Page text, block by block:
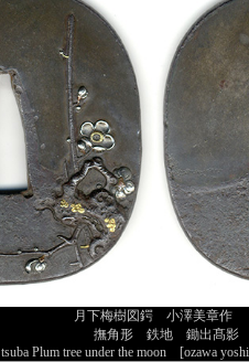
月下梅樹図鍔 小澤美章作
撫角形 鉄地 鋤出髙影 象
tsuba Plum tree under the moon [ozawa